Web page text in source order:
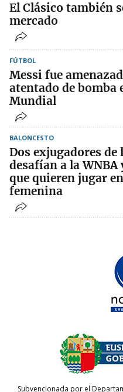
El Clásico también
mercado
FÚTBOL
Messi fue
atentado de bomba
Mundial
BALONCESTO
Dos exjugadores de
desafían a la
que quieren jugar
femenina
Subvencionada por el